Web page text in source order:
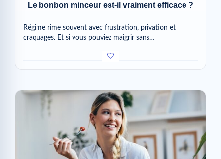
Le bonbon minceur est-il vraiment efficace ?
Régime rime souvent avec frustration, privation et
craquages. Et si vous pouviez maigrir sans…